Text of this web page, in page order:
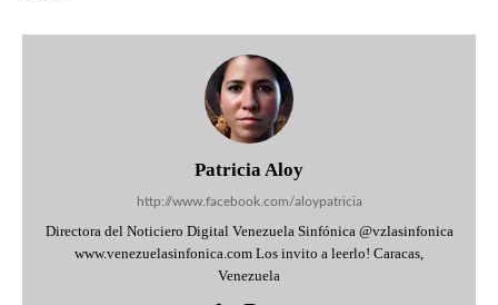
Patricia Aloy
http://www.facebook.com/aloypatricia
Directora del Noticiero Digital Venezuela Sinfónica @vzlasinfonica
www.venezuelasinfonica.com Los invito a leerlo! Caracas,
Venezuela